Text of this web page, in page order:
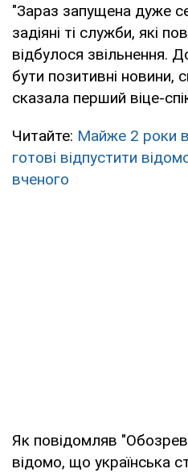
"Зараз запущена дуже
задіяні ті служби, які
відбулося звільнення.
бути позитивні новини,
сказала перший віце-
Читайте: Майже 2 роки
готові відпустити
вченого
Як повідомляв
відомо, що українська